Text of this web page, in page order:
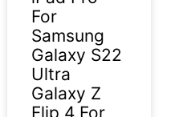
For
Samsung
Galaxy S22
Ultra
Galaxy Z
Flip 4 For